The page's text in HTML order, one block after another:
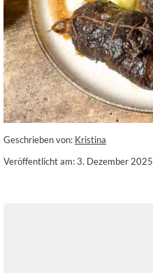
Geschrieben von: Kristina
Veröffentlicht am: 3. Dezember 2025